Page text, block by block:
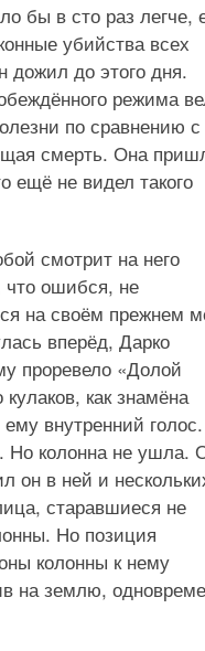
бы в сто раз легче,
убийства всех
до этого дня.
режима
по сравнению с
смерть. Она
ещё не видел такого
смотрит на него
что ошибся, не
на своём прежнем
вперёд, Дарко
проревело «Долой
как знамёна
внутренний
Но колонна не ушла.
он в ней и
старавшиеся не
Но позиция
колонны к нему
на землю,